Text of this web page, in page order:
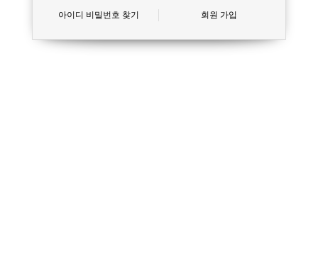
아이디 비밀번호 찾기 회원 가입